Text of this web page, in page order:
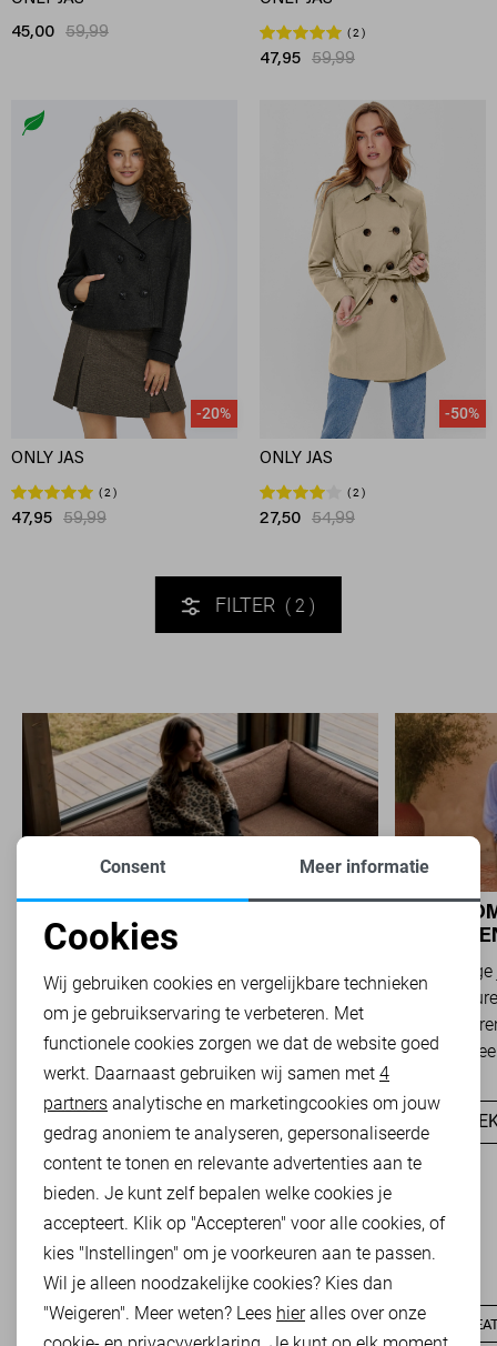
45,00 59,99 2
47,95 59,99
-20%
ONLY JAS
2
47,95 59,99
-50%
ONLY JAS
2
27,50 54,99
FILTER 2
NAJAARSCOLLECTIE 2026 BIJ SANS:
TRAVELKWALITEIT
Het najaar vraagt om kleding die comfortabel,
veelzijdig én stijlvol is. Met de nieuwe Lady
Day najaarscollectie 2026 ben je helemaal
klaar voor...
ONTDEK NU
BOHO
Van
zachte
Romance
het
HEB JE DIT AL EENS BEKEKEN?
ONLY T-SHIRTS ONLY JASSEN ONLY TRUIEN ONLY
Noodzakelijke cookies
Personalisatie cookies
Analytische cookies
Marketing cookies
Consent Meer informatie
Cookies
Wij gebruiken cookies en vergelijkbare technieken
om je gebruikservaring te verbeteren. Met
functionele cookies zorgen we dat de website goed
werkt. Daarnaast gebruiken wij samen met 4
partners analytische en marketingcookies om jouw
gedrag anoniem te analyseren, gepersonaliseerde
content te tonen en relevante advertenties aan te
bieden. Je kunt zelf bepalen welke cookies je
accepteert. Klik op "Accepteren" voor alle cookies, of
kies "Instellingen" om je voorkeuren aan te passen.
Wil je alleen noodzakelijke cookies? Kies dan
"Weigeren". Meer weten? Lees hieralles over onze